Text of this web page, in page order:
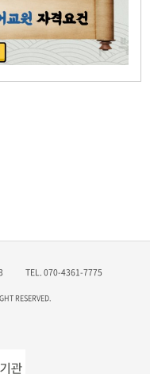
TEL. 070-4361-7775
RESERVED.